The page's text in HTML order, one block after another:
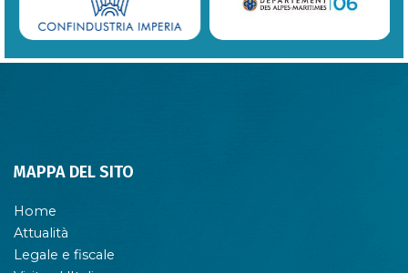
MAPPA DEL SITO
Home
Attualità
Legale e fiscale